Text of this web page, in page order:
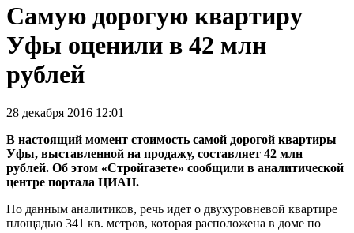
Самую дорогую квартиру
Уфы оценили в 42 млн
рублей
28 декабря 2016 12:01
В настоящий момент стоимость самой дорогой квартиры
Уфы, выставленной на продажу, составляет 42 млн
рублей. Об этом «Стройгазете» сообщили в аналитической
центре портала ЦИАН.
По данным аналитиков, речь идет о двухуровневой квартире
площадью 341 кв. метров, которая расположена в доме по